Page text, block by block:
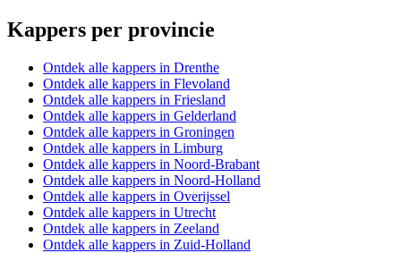
Kappers per provincie
Ontdek alle kappers in Drenthe
Ontdek alle kappers in Flevoland
Ontdek alle kappers in Friesland
Ontdek alle kappers in Gelderland
Ontdek alle kappers in Groningen
Ontdek alle kappers in Limburg
Ontdek alle kappers in Noord-Brabant
Ontdek alle kappers in Noord-Holland
Ontdek alle kappers in Overijssel
Ontdek alle kappers in Utrecht
Ontdek alle kappers in Zeeland
Ontdek alle kappers in Zuid-Holland